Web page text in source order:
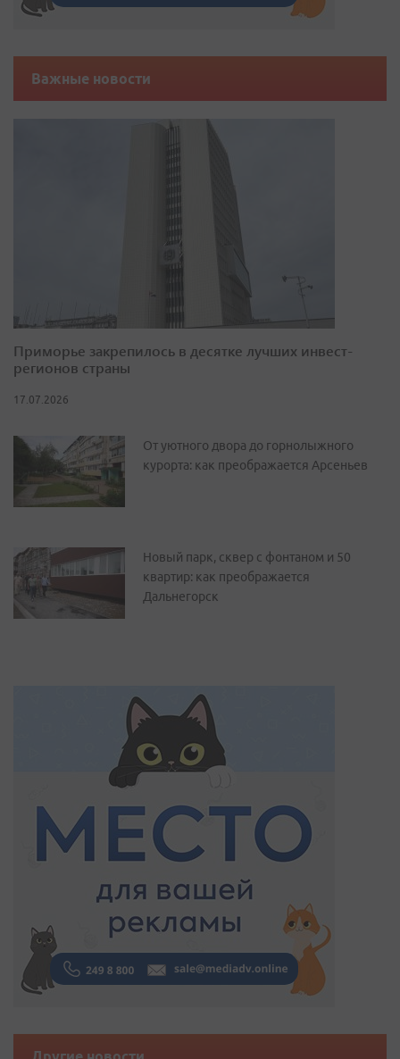
Важные новости
Приморье закрепилось в десятке лучших инвест-
регионов страны
17.07.2026
От уютного двора до горнолыжного
курорта: как преображается Арсеньев
Новый парк, сквер с фонтаном и 50
квартир: как преображается
Дальнегорск